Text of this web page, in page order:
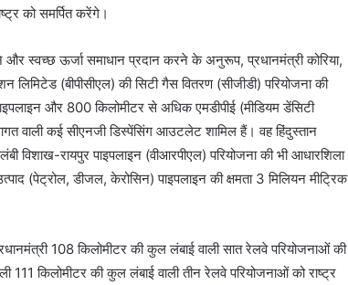
को समर्पित करेंगे।
और स्वच्छ ऊर्जा समाधान प्रदान करने के अनुरूप, प्रधानमंत्री कोरिया,
(बीपीसीएल) की सिटी गैस वितरण (सीजीडी) परियोजना की
और 800 किलोमीटर से अधिक एमडीपीई (मीडियम डेंसिटी
वाली कई सीएनजी डिस्पेंसिंग आउटलेट शामिल हैं। वह हिंदुस्तान
विशाख-रायपुर पाइपलाइन (वीआरपीएल) परियोजना की भी आधारशिला
(पेट्रोल, डीजल, केरोसिन) पाइपलाइन की क्षमता 3 मिलियन मीट्रिक
108 किलोमीटर की कुल लंबाई वाली सात रेलवे परियोजनाओं की
किलोमीटर की कुल लंबाई वाली तीन रेलवे परियोजनाओं को राष्ट्र